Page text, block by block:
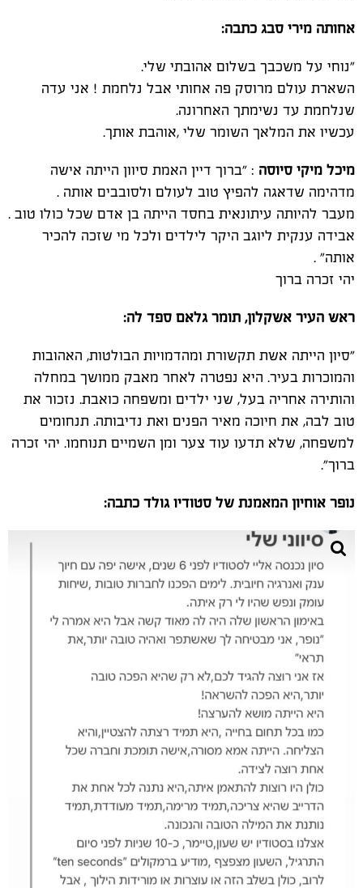
אחותה מירי סבג כתבה:
"נוחי על משכבך בשלום אהובתי שלי.
השארת עולם מרוסק פה אחותי אבל נלחמת ! אני עדה
שנלחמת עד נשימתך האחרונה.
עכשיו את המלאך השומר שלי ,אוהבת אותך.
מיכל מיקי סיוסה : "ברוך דיין האמת סיוון הייתה אישה
מדהימה שדאגה להפיץ טוב לעולם ולסובבים אותה .
מעבר להיותה עיתונאית בחסד הייתה בן אדם שכל כולו טוב .
אבידה ענקית ליוגב היקר לילדים ולכל מי שזכה להכיר
אותה" .
יהי זכרה ברוך
ראש העיר אשקלון, תומר גלאם ספד לה:
"סיון הייתה אשת תקשורת ומהדמויות הבולטות, האהובות
והמוכרות בעיר. היא נפטרה לאחר מאבק ממושך במחלה
והותירה אחריה בעל, שני ילדים ומשפחה כואבת. נזכור את
טוב לבה, את חיוכה מאיר הפנים ואת נדיבותה. תנחומים
למשפחה, שלא תדעו עוד צער ומן השמיים תנוחמו. יהי זכרה
ברוך".
נופר אוחיון המאמנת של סטודיו גולד כתבה: